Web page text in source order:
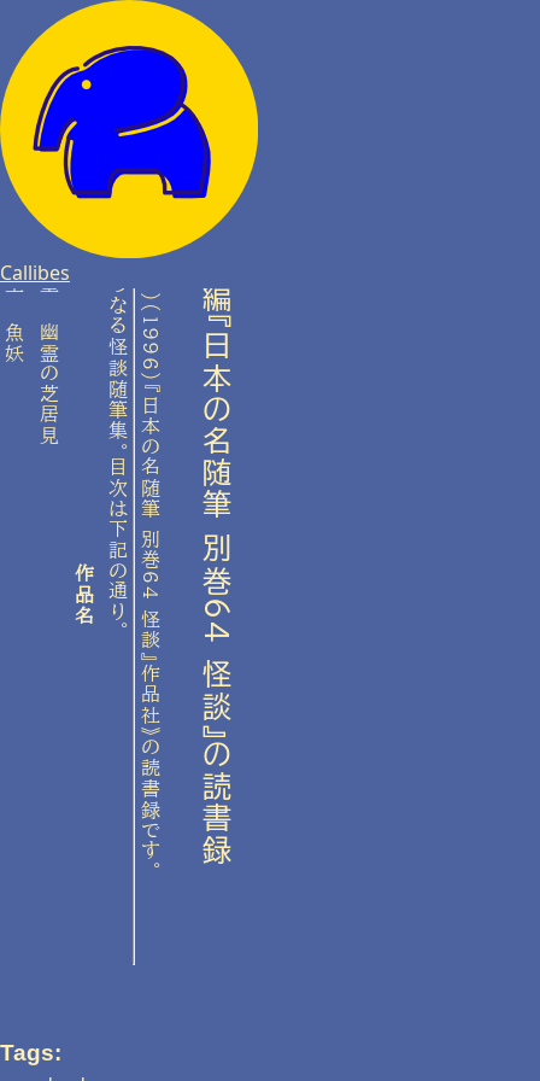
Callibes 2025.07.21
高橋克彦編『日本の名随筆 別巻64 怪談』の読書録
《高橋 克彦(編)(1996)『日本の名随筆 別巻64 怪談』作品社》の読書録です。
34 の作品からなる怪談随筆集。目次は下記の通り。
著者
作品名
薄田 泣菫
幽霊の芝居見
2
岡本 綺堂
魚妖
Tags: